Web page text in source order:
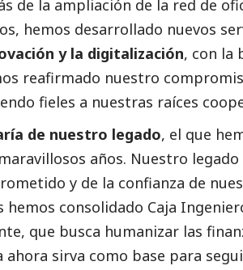
de la ampliación de la red de
hemos desarrollado nuevos
y la digitalización, con la
reafirmado nuestro
fieles a nuestras raíces
de nuestro legado, el que
años. Nuestro
y de la confianza de
hemos consolidado Caja
que busca humanizar las
sirva como base para